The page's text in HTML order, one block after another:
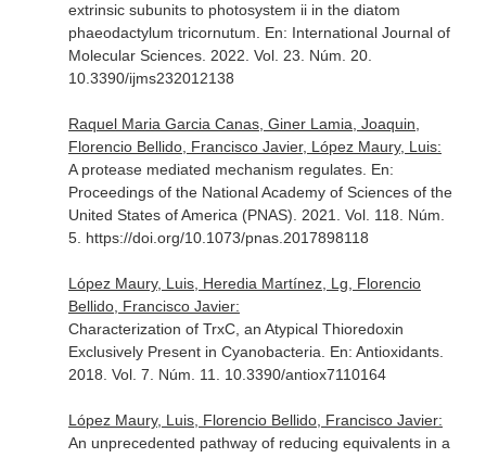
extrinsic subunits to photosystem ii in the diatom
phaeodactylum tricornutum. En: International Journal of
Molecular Sciences. 2022. Vol. 23. Núm. 20.
10.3390/ijms232012138
Raquel Maria Garcia Canas, Giner Lamia, Joaquin,
Florencio Bellido, Francisco Javier, López Maury, Luis:
A protease mediated mechanism regulates. En:
Proceedings of the National Academy of Sciences of the
United States of America (PNAS) . 2021. Vol. 118. Núm.
5. https://doi.org/10.1073/pnas.2017898118
López Maury, Luis, Heredia Martínez, Lg, Florencio
Bellido, Francisco Javier:
Characterization of TrxC, an Atypical Thioredoxin
Exclusively Present in Cyanobacteria. En: Antioxidants.
2018. Vol. 7. Núm. 11. 10.3390/antiox7110164
López Maury, Luis, Florencio Bellido, Francisco Javier:
An unprecedented pathway of reducing equivalents in a